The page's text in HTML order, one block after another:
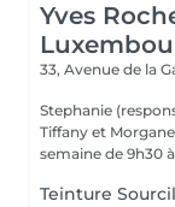
Yves
33, Avenue de la
Stephanie
Tiffany et
semaine de 9h30
Teinture